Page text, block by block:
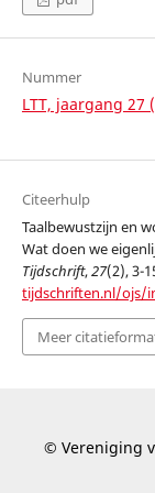
Nummer
LTT, jaargang 27
Citeerhulp
Taalbewustzijn en
Wat doen we
Tijdschrift,27(2), 3-
tijdschriften.nl/ojs/
Meer
© Vereniging